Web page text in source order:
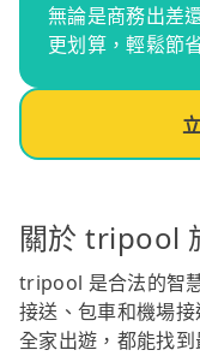
無論是商務出差
更划算，輕鬆節
關於 tripool
tripool 是合法的智
接送、包車和機場
全家出遊，都能找到